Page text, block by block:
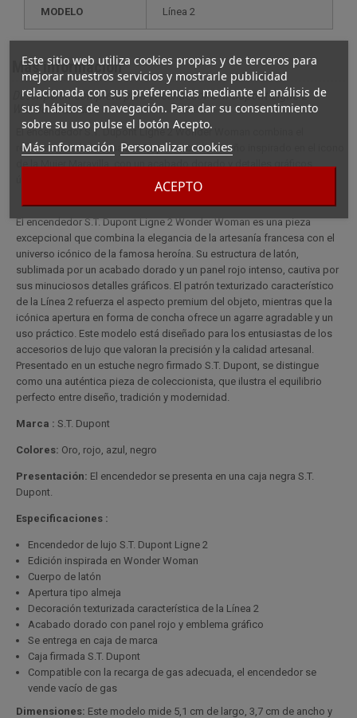
Este sitio web utiliza cookies propias y de terceros para
mejorar nuestros servicios y mostrarle publicidad
relacionada con sus preferencias mediante el análisis de
sus hábitos de navegación. Para dar su consentimiento
sobre su uso pulse el botón Acepto.
Más información Personalizar cookies
ACEPTO
MODELO línea 2
Más información
Descripción completa para Encendedor S.T. Dupont Ligne 2
Wonder Woman
El encendedor S.T. Dupont Ligne 2 Wonder Woman combina el
refinamiento de la casa S.T. Dupont con un diseño inspirado en el icono
de la Mujer Maravilla, con un acabado dorado y detalles gráficos
únicos. Ideal para coleccionistas.
El encendedor S.T. Dupont Ligne 2 Wonder Woman es una pieza
excepcional que combina la elegancia de la artesanía francesa con el
universo icónico de la famosa heroína. Su estructura de latón,
sublimada por un acabado dorado y un panel rojo intenso, cautiva por
sus minuciosos detalles gráficos. El patrón texturizado característico
de la Línea 2 refuerza el aspecto premium del objeto, mientras que la
icónica apertura en forma de concha ofrece un agarre agradable y un
uso práctico. Este modelo está diseñado para los entusiastas de los
accesorios de lujo que valoran la precisión y la calidad artesanal.
Presentado en un estuche negro firmado S.T. Dupont, se distingue
como una auténtica pieza de coleccionista, que ilustra el equilibrio
perfecto entre diseño, tradición y modernidad.
Marca : S.T. Dupont
Colores: Oro, rojo, azul, negro
Presentación: El encendedor se presenta en una caja negra S.T.
Dupont.
Especificaciones :
Encendedor de lujo S.T. Dupont Ligne 2
Edición inspirada en Wonder Woman
Cuerpo de latón
Apertura tipo almeja
Decoración texturizada característica de la Línea 2
Acabado dorado con panel rojo y emblema gráfico
Se entrega en caja de marca
Caja firmada S.T. Dupont
Compatible con la recarga de gas adecuada, el encendedor se
vende vacío de gas
Dimensiones: Este modelo mide 5,1 cm de largo, 3,7 cm de ancho y